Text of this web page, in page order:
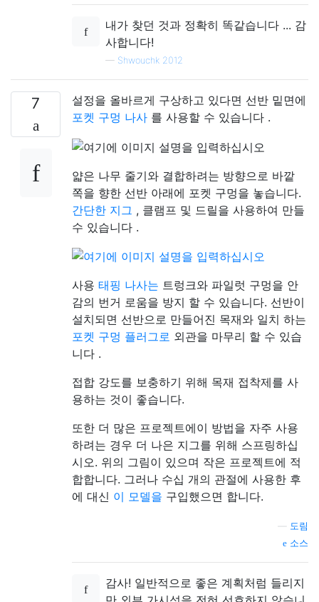
내가 찾던 것과 정확히 똑같습니다 ... 감
사합니다!
— Shwouchk 2012
7
설정을 올바르게 구상하고 있다면 선반 밑면에
포켓 구멍 나사 를 사용할 수 있습니다 .
얇은 나무 줄기와 결합하려는 방향으로 바깥
쪽을 향한 선반 아래에 포켓 구멍을 놓습니다.
간단한 지그 , 클램프 및 드릴을 사용하여 만들
수 있습니다 .
사용 태핑 나사는 트렁크와 파일럿 구멍을 안
감의 번거 로움을 방지 할 수 있습니다. 선반이
설치되면 선반으로 만들어진 목재와 일치 하는
포켓 구멍 플러그로 외관을 마무리 할 수 ​​있습
니다 .
접합 강도를 보충하기 위해 목재 접착제를 사
용하는 것이 좋습니다.
또한 더 많은 프로젝트에이 방법을 자주 사용
하려는 경우 더 나은 지그를 위해 스프링하십
시오. 위의 그림이 있으며 작은 프로젝트에 적
합합니다. 그러나 수십 개의 관절에 사용한 후
에 대신 이 모델을 구입했으면 합니다.
도림
소스
감사! 일반적으로 좋은 계획처럼 들리지